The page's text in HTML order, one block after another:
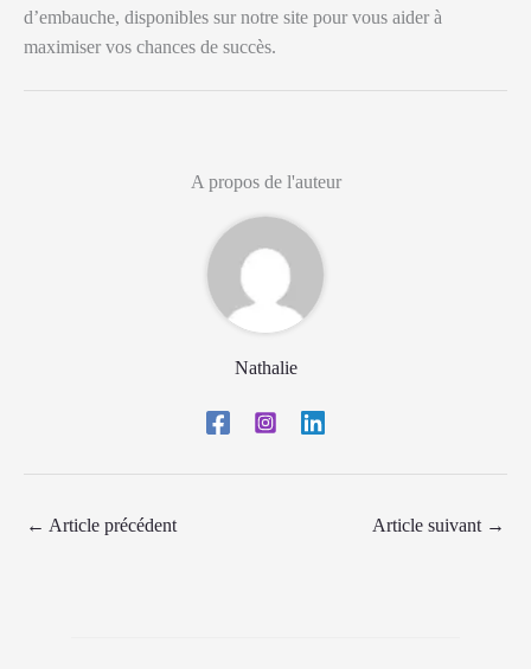
d’embauche, disponibles sur notre site pour vous aider à
maximiser vos chances de succès.
A propos de l'auteur
Nathalie
← Article précédent Article suivant →